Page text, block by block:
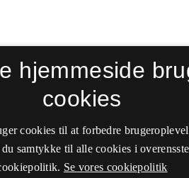
hjemmeside
cookies
cookies til at forbedre
samtykke til alle cookies i
Se vores cookiepolitik